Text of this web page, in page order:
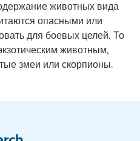
животных вида
опасными или
для боевых целей. То
животным,
змеи или скорпионы.